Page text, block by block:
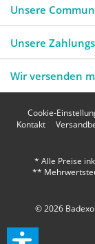
Unsere
Unsere
Wir versenden
Cookie-
Kontakt
* Alle Preise
**
© 2026